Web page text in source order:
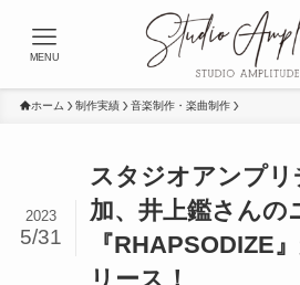
MENU
ホーム 制作実績 音楽制作・楽曲制作
スタジオアンプ
加、井上鑑さんの
『RHAPSODIZE
リース！
2023
5/31